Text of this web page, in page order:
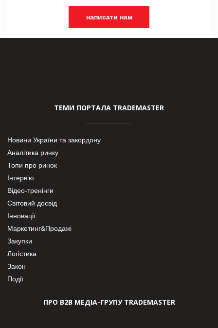
написати нам
ТЕМИ ПОРТАЛА TRADEMASTER
Новини України та закордону
Аналітика ринку
Топи про ринок
Інтерв’ю
Відео-тренінги
Світовий досвід
Інновації
Маркетинг&Продажі
Закупки
Логістика
Закон
Події
ПРО В2В МЕДІА-ГРУПУ TRADEMASTER